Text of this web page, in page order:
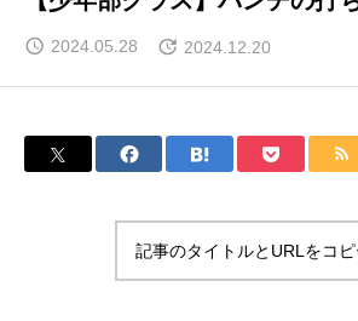
2024.05.28 2024.12.20
記事のタイトルとURLをコ